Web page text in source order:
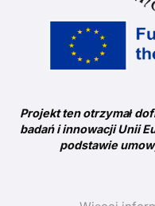
Projekt ten otrzymał
badań i innowacji Unii
podstawie